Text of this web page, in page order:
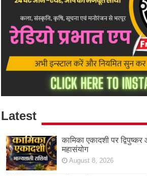
Latest
कामिका एकादशी पर
महासंयोग
August 8, 2026